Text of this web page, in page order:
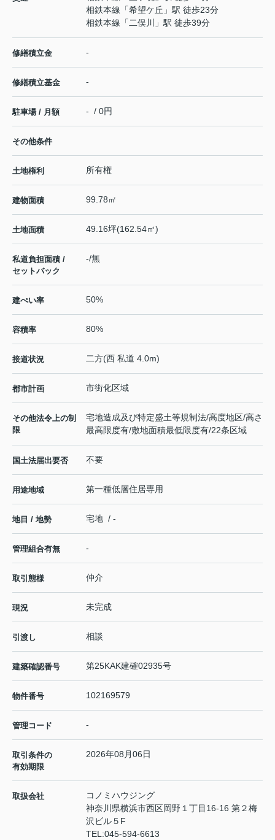
相鉄本線 「希望ケ丘 」駅 徒歩23分
相鉄本線 「 二俣川 」駅 徒歩39分
修繕積立金 -
修繕積立基金 -
駐車場 / 月額 - / 0円
その他条件
土地権利 所有権
建物面積 99.78㎡
土地面積 49.16坪(162.54㎡)
私道負担面積 /
セットバック
-/無
建ぺい率 50%
容積率 80%
接道状況 二方(西 私道 4.0m)
都市計画 市街化区域
その他法令上の制
限
宅地造成及び特定盛土等規制法/高度地区/高さ
最高限度有/敷地面積最低限度有/22条区域
国土法届出要否 不要
用途地域 第一種低層住居専用
地目 / 地勢 宅地 / -
管理組合有無 -
取引態様 仲介
現況 未完成
引渡し 相談
建築確認番号 第25KAK建確02935号
物件番号 102169579
管理コード -
取引条件の
有効期限
2026年08月06日
取扱会社
コノミハウジング
神奈川県横浜市西区岡野１丁目16-16 第２梅
沢ビル５F
TEL:045-594-6613